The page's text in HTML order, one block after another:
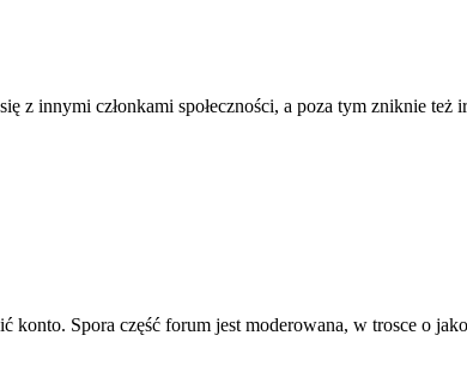
z innymi członkami społeczności, a poza tym zniknie
konto. Spora część forum jest moderowana, w trosce o